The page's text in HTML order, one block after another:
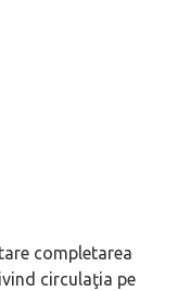
completarea
circulaţia pe